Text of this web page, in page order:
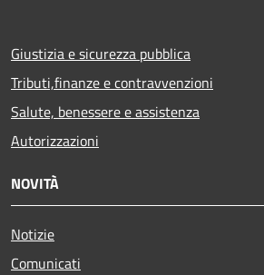
Giustizia e sicurezza pubblica
Tributi,finanze e contravvenzioni
Salute, benessere e assistenza
Autorizzazioni
NOVITÀ
Notizie
Comunicati